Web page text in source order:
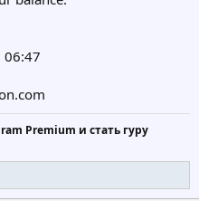
06:47
Premium и стать гуру